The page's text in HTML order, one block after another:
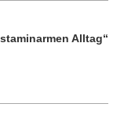
Alltag“